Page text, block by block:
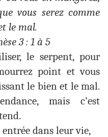
vous serez comme
le mal.
1 à 5
le serpent, pour
point et vous
le bien et le mal.
mais c’est
dans leur vie,